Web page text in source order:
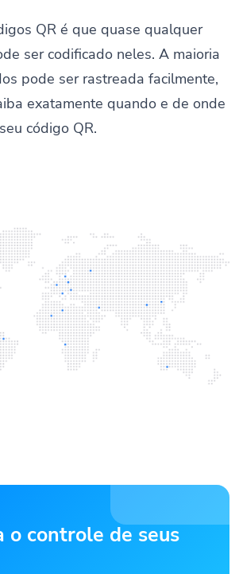
QR é que quase qualquer
ser codificado neles. A maioria
pode ser rastreada facilmente,
exatamente quando e de onde
código QR.
o controle de seus